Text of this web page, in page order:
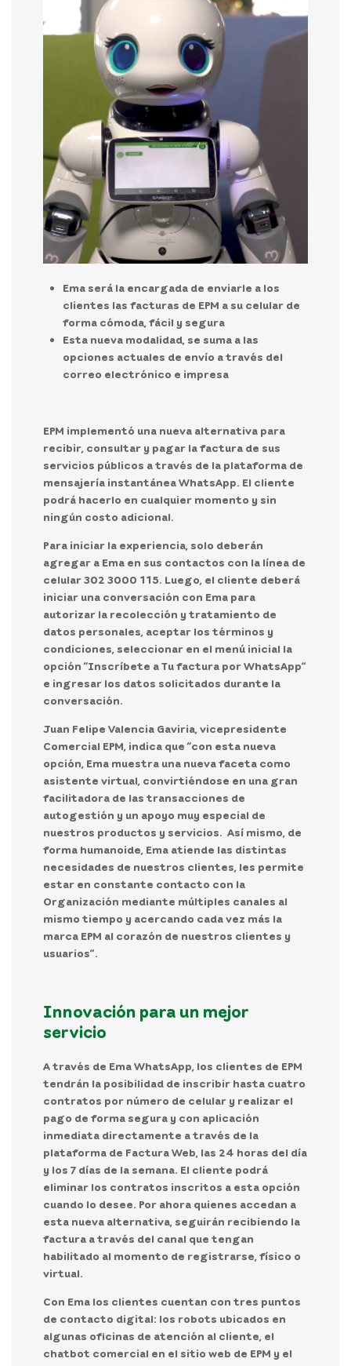
Ema será la encargada de enviarle a los
clientes las facturas de EPM a su celular de
forma cómoda, fácil y segura
Esta nueva modalidad, se suma a las
opciones actuales de envío a través del
correo electrónico e impresa
EPM implementó una nueva alternativa para
recibir, consultar y pagar la factura de sus
servicios públicos a través de la plataforma de
mensajería instantánea WhatsApp. El cliente
podrá hacerlo en cualquier momento y sin
ningún costo adicional.
Para iniciar la experiencia, solo deberán
agregar a Ema en sus contactos con la línea de
celular 302 3000 115. Luego, el cliente deberá
iniciar una conversación con Ema para
autorizar la recolección y tratamiento de
datos personales, aceptar los términos y
condiciones, seleccionar en el menú inicial la
opción “Inscríbete a Tu factura por WhatsApp”
e ingresar los datos solicitados durante la
conversación.
Juan Felipe Valencia Gaviria, vicepresidente
Comercial EPM, indica que “con esta nueva
opción, Ema muestra una nueva faceta como
asistente virtual, convirtiéndose en una gran
facilitadora de las transacciones de
autogestión y un apoyo muy especial de
nuestros productos y servicios. Así mismo, de
forma humanoide, Ema atiende las distintas
necesidades de nuestros clientes, les permite
estar en constante contacto con la
Organización mediante múltiples canales al
mismo tiempo y acercando cada vez más la
marca EPM al corazón de nuestros clientes y
usuarios”.
Innovación para un mejor
servicio
A través de Ema WhatsApp, los clientes de EPM
tendrán la posibilidad de inscribir hasta cuatro
contratos por número de celular y realizar el
pago de forma segura y con aplicación
inmediata directamente a través de la
plataforma de Factura Web, las 24 horas del día
y los 7 días de la semana. El cliente podrá
eliminar los contratos inscritos a esta opción
cuando lo desee. Por ahora quienes accedan a
esta nueva alternativa, seguirán recibiendo la
factura a través del canal que tengan
habilitado al momento de registrarse, físico o
virtual.
Con Ema los clientes cuentan con tres puntos
de contacto digital: los robots ubicados en
algunas oficinas de atención al cliente, el
chatbot comercial en el sitio web de EPM y el